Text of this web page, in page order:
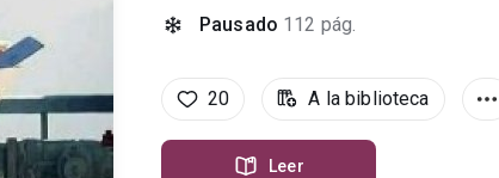
Pausado 112 pág.
20 A la biblioteca
Leer